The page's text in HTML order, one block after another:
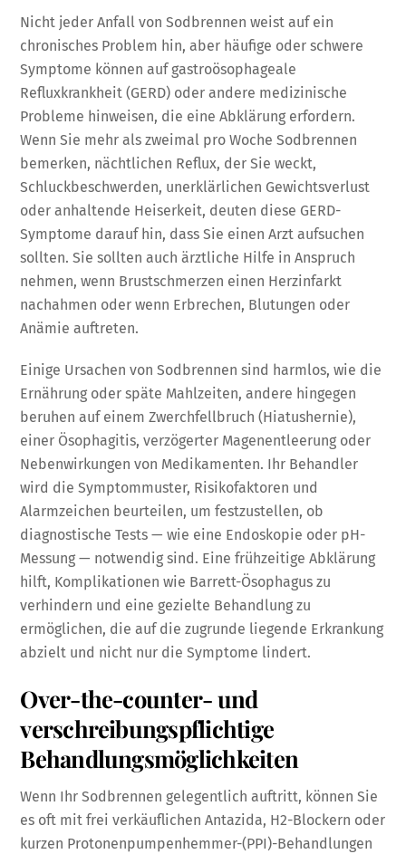
Nicht jeder Anfall von Sodbrennen weist auf ein
chronisches Problem hin, aber häufige oder schwere
Symptome können auf gastroösophageale
Refluxkrankheit (GERD) oder andere medizinische
Probleme hinweisen, die eine Abklärung erfordern.
Wenn Sie mehr als zweimal pro Woche Sodbrennen
bemerken, nächtlichen Reflux, der Sie weckt,
Schluckbeschwerden, unerklärlichen Gewichtsverlust
oder anhaltende Heiserkeit, deuten diese GERD-
Symptome darauf hin, dass Sie einen Arzt aufsuchen
sollten. Sie sollten auch ärztliche Hilfe in Anspruch
nehmen, wenn Brustschmerzen einen Herzinfarkt
nachahmen oder wenn Erbrechen, Blutungen oder
Anämie auftreten.
Einige Ursachen von Sodbrennen sind harmlos, wie die
Ernährung oder späte Mahlzeiten, andere hingegen
beruhen auf einem Zwerchfellbruch (Hiatushernie),
einer Ösophagitis, verzögerter Magenentleerung oder
Nebenwirkungen von Medikamenten. Ihr Behandler
wird die Symptommuster, Risikofaktoren und
Alarmzeichen beurteilen, um festzustellen, ob
diagnostische Tests — wie eine Endoskopie oder pH-
Messung — notwendig sind. Eine frühzeitige Abklärung
hilft, Komplikationen wie Barrett-Ösophagus zu
verhindern und eine gezielte Behandlung zu
ermöglichen, die auf die zugrunde liegende Erkrankung
abzielt und nicht nur die Symptome lindert.
Over-the-counter- und
verschreibungspflichtige
Behandlungsmöglichkeiten
Wenn Ihr Sodbrennen gelegentlich auftritt, können Sie
es oft mit frei verkäuflichen Antazida, H2-Blockern oder
kurzen Protonenpumpenhemmer-(PPI)-Behandlungen